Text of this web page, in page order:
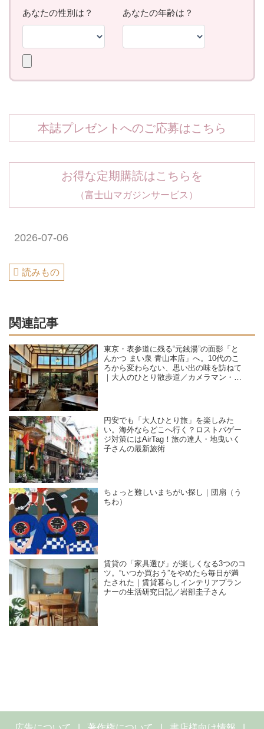
本誌プレゼントへのご応募はこちら
お得な定期購読はこちらを
（富士山マガジンサービス）
2026-07-06
読みもの
関連記事
東京・表参道に残る“元銭湯”の面影「と
んかつ まい泉 青山本店」へ。10代のこ
ろから変わらない、思い出の味を訪ねて
｜大人のひとり散歩道／カメラマン・石
円安でも「大人ひとり旅」を楽しみた
い。海外ならどこへ行く？ロストバゲー
ジ対策にはAirTag！旅の達人・地曳いく
子さんの最新旅術
ちょっと難しいまちがい探し｜団扇（う
ちわ）
賃貸の「家具選び」が楽しくなる3つのコ
ツ。“いつか買おう”をやめたら毎日が満
たされた｜賃貸暮らしインテリアプラン
ナーの生活研究日記／岩部圭子さん